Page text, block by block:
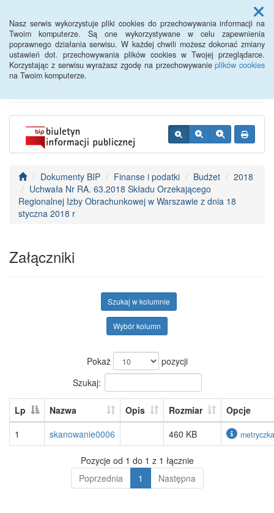
Nasz serwis wykorzystuje pliki cookies do przechowywania informacji na
Twoim komputerze. Są one wykorzystywane w celu zapewnienia
poprawnego działania serwisu. W każdej chwili możesz dokonać zmiany
ustawień dot. przechowywania plików cookies w Twojej przeglądarce.
Korzystając z serwisu wyrażasz zgodę na przechowywanieplików cookies
na Twoim komputerze.
Menu
BIP - Urząd Miejski
Wyśmierzyce
Dokumenty BIP Finanse i podatki Budżet
2018
Uchwała Nr RA. 63.2018 Składu Orzekającego
Regionalnej Izby Obrachunkowej w Warszawie z dnia 18
styczna 2018 r
Załączniki
Szukaj w kolumnie
Wybór kolumn
Pokaż
pozycji
Szukaj:
Lp Nazwa Opis Rozmiar
Opcje
1
skanowanie0006 460 KB metryczka
Pozycje od 1 do 1 z 1 łącznie
Poprzednia
1 Następna